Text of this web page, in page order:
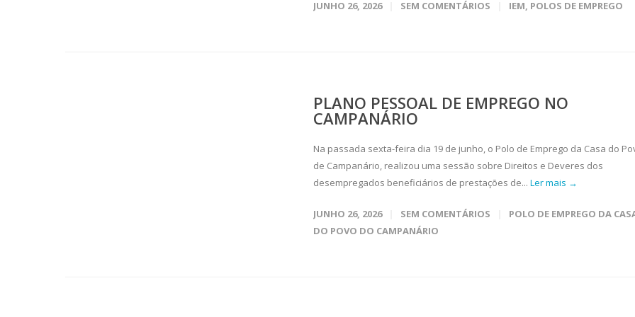
JUNHO 26, 2026 SEM COMENTÁRIOS IEM, POLOS DE EMPREGO
PLANO PESSOAL DE EMPREGO NO
CAMPANÁRIO
Na passada sexta-feira dia 19 de junho, o Polo de Emprego da Casa do
de Campanário, realizou uma sessão sobre Direitos e Deveres dos
desempregados beneficiários de prestações de... Ler mais →
JUNHO 26, 2026 SEM COMENTÁRIOS
POLO DE EMPREGO DA
DO POVO DO CAMPANÁRIO